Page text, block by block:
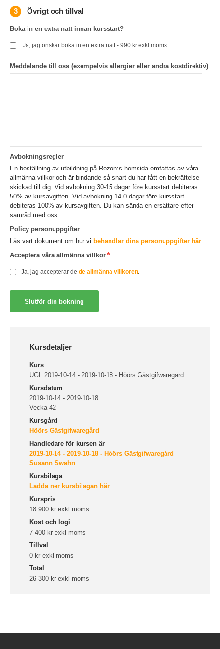
Övrigt och tillval
Boka in en extra natt innan kursstart?
Ja, jag önskar boka in en extra natt - 990 kr exkl moms.
Meddelande till oss (exempelvis allergier eller andra kostdirektiv)
Avbokningsregler
En beställning av utbildning på Rezon:s hemsida omfattas av våra
allmänna villkor och är bindande så snart du har fått en bekräftelse
skickad till dig. Vid avbokning 30-15 dagar före kursstart debiteras
50% av kursavgiften. Vid avbokning 14-0 dagar före kursstart
debiteras 100% av kursavgiften. Du kan sända en ersättare efter
samråd med oss.
Policy personuppgifter
Läs vårt dokument om hur vi behandlar dina personuppgifter här.
Acceptera våra allmänna villkor
Ja, jag accepterar de de allmänna villkoren
Kursdetaljer
Kurs
UGL 2019-10-14 - 2019-10-18 - Höörs Gästgifwaregård
Kursdatum
2019-10-14 - 2019-10-18
Vecka 42
Kursgård
Höörs Gästgifwaregård
Handledare för kursen är
2019-10-14 - 2019-10-18 - Höörs Gästgifwaregård
Susann Swahn
Kursbilaga
Ladda ner kursbilagan här
Kurspris
18 900 kr exkl moms
Kost och logi
7 400 kr exkl moms
Tillval
0 kr exkl moms
Total
26 300 kr exkl moms